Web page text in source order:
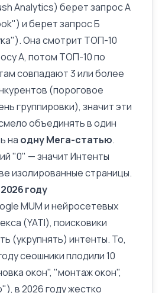
Analytics) берет запрос А
и берет запрос Б
Она смотрит ТОП-10
А, потом ТОП-10 по
совпадают 3 или более
(пороговое
группировки), значит эти
объединять в один
на одну Мега-статью.
"0" — значит Интенты
изолированные страницы.
году
MUMи нейросетевых
(YATI), поисковики
(укрупнять) интенты. То,
сеошники плодили 10
окон", "монтаж окон",
в 2026 году жестко